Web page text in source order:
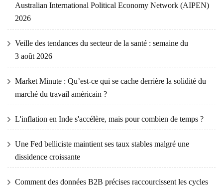
Australian International Political Economy Network (AIPEN)
2026
Veille des tendances du secteur de la santé : semaine du
3 août 2026
Market Minute : Qu’est-ce qui se cache derrière la solidité du
marché du travail américain ?
L'inflation en Inde s'accélère, mais pour combien de temps ?
Une Fed belliciste maintient ses taux stables malgré une
dissidence croissante
Comment des données B2B précises raccourcissent les cycles